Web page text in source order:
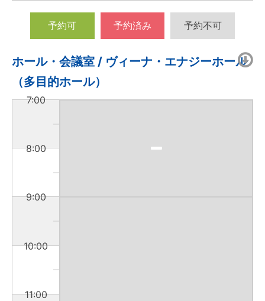
予約可 予約済み 予約不可
ホール・会議室 / ヴィーナ・エナジーホール
（多目的ホール）
7:00
8:00
9:00
10:00
11:00